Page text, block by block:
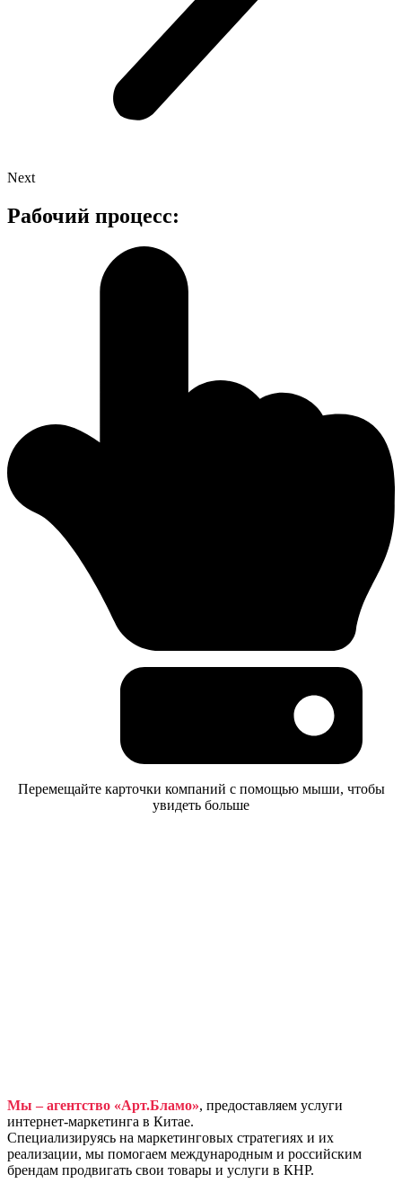
Next
Рабочий процесc:
Перемещайте карточки компаний с помощью мыши, чтобы
увидеть больше
Мы – агентство «Арт.Бламо», предоставляем услуги
интернет-маркетинга в Китае.
Специализируясь на маркетинговых стратегиях и их
реализации, мы помогаем международным и российским
брендам продвигать свои товары и услуги в КНР.